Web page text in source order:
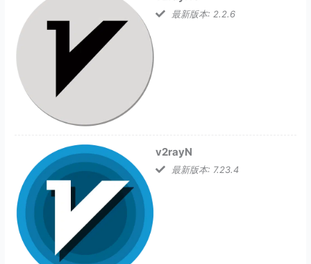
最新版本: 2.2.6
v2rayN
最新版本: 7.23.4